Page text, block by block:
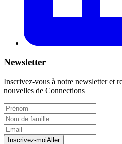
Newsletter
Inscrivez-vous à notre newsletter et
nouvelles de Connections
Inscrivez-moiAller